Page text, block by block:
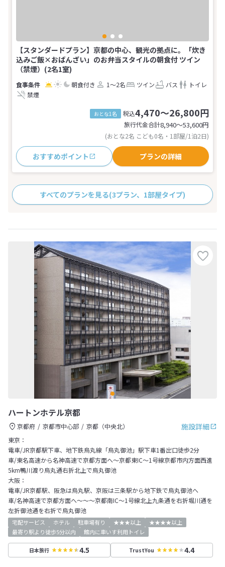
【スタンダードプラン】京都の中心、観光の拠点に。「炊き
込みご飯×おばんざい」のお弁当スタイルの朝食付 ツイン
（禁煙）(2名1室)
朝食付き 1～2名 ツイン バス
トイレ
禁煙
おとな1名 税込4,470～26,800円
旅行代金合計8,940〜53,600円
(おとな2名 こども0名・1部屋/1泊2日)
おすすめポイント プランの詳細
すべてのプランを見る(3プラン、1部屋タイプ)
ハートンホテル京都
施設詳細
京都府 京都市中心部
京都（中央北）
東京：
電車/JR京都駅下車、地下鉄烏丸線「烏丸御池」駅下車1番出口徒歩2分
車/東名高速から名神高速で京都方面へ～京都東IC～1号線京都市内方面西進
5km鴨川渡り烏丸通右折北上で烏丸御池
大阪：
電車/JR京都駅、阪急は烏丸駅、京阪は三条駅から地下鉄で烏丸御池へ
車/名神高速で京都方面へ～～～京都南IC～1号線北上九条通を右折堀川通を
左折御池通を右折で烏丸御池
宅配サービス ホテル 駐車場有り ★★★以上
★★★★以上
最寄り駅より徒歩5分以内
館内に車いす利用トイレ
日本旅行 4.5 TrustYou 4.4